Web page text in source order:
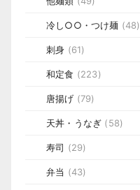
冷し○○・つけ麺 (48)
刺身 (61)
和定食 (223)
唐揚げ (79)
天丼・うなぎ (58)
寿司 (29)
弁当 (43)